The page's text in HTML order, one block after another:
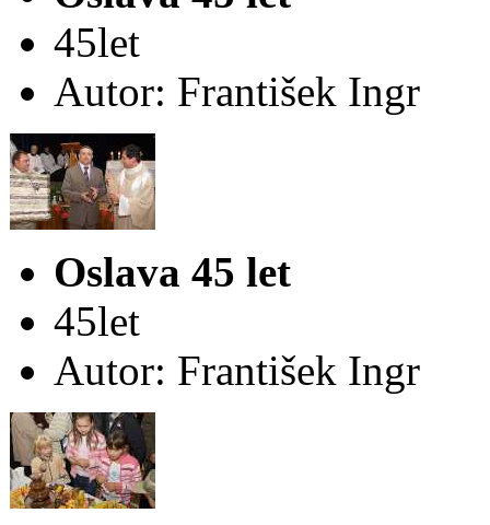
45let
Autor: František Ingr
Oslava 45 let
45let
Autor: František Ingr